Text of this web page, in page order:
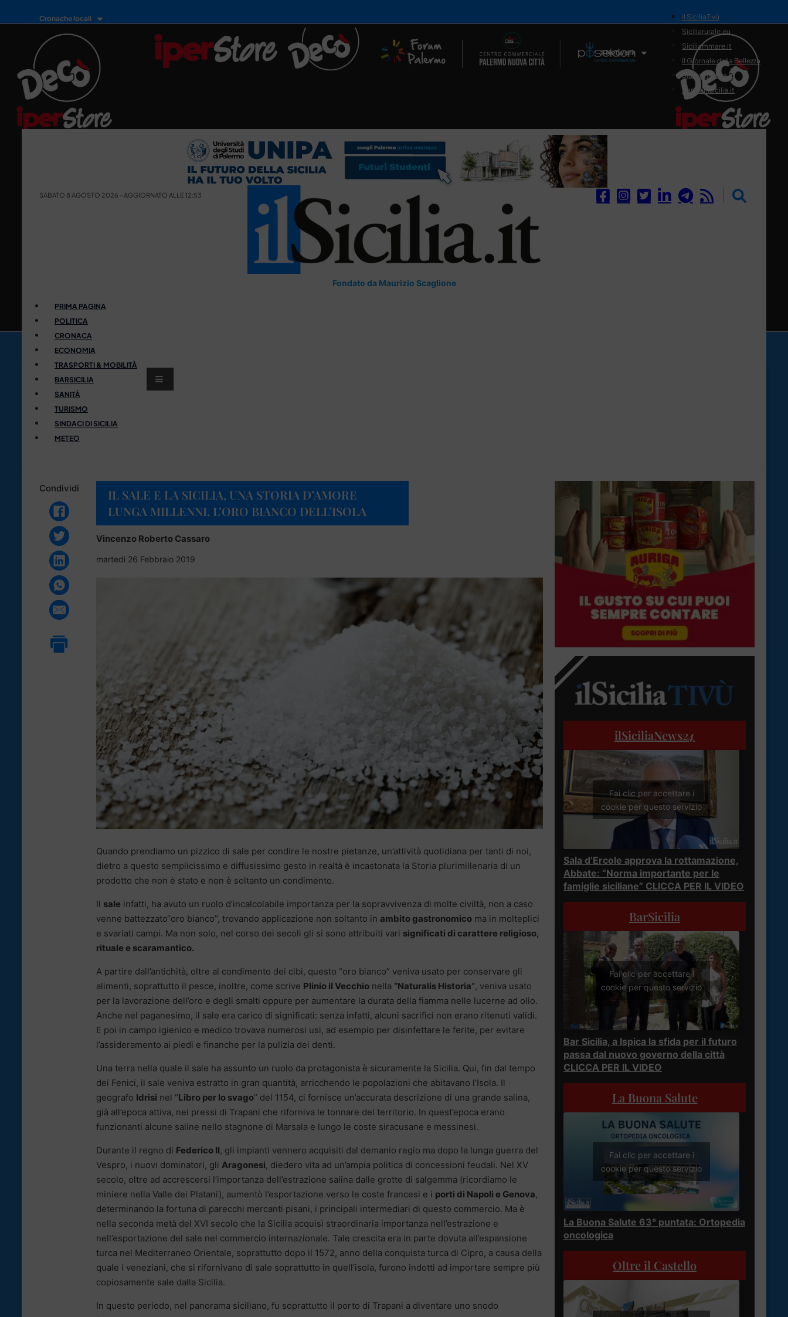
Cronache locali
Il Network
il SiciliaTivù
Siciliarurale.eu
Siciliammare.it
Il Giornale della Bellezza
Siciliamedica.it
Sanitainsicilia.it
SABATO 8 AGOSTO 2026 - AGGIORNATO ALLE 12:53
Fondato da Maurizio Scaglione
PRIMA PAGINA
POLITICA
CRONACA
ECONOMIA
TRASPORTI & MOBILITÀ
BARSICILIA
SANITÀ
TURISMO
SINDACI DI SICILIA
METEO
Condividi
IL SALE E LA SICILIA, UNA STORIA D’AMORE
LUNGA MILLENNI. L’ORO BIANCO DELL’ISOLA
Vincenzo Roberto Cassaro
martedì 26 Febbraio 2019
Quando prendiamo un pizzico di sale per condire le nostre pietanze, un’attività quotidiana per tanti di noi,
dietro a questo semplicissimo e diffusissimo gesto in realtà è incastonata la Storia plurimillenaria di un
prodotto che non è stato e non è soltanto un condimento.
Il sale infatti, ha avuto un ruolo d’incalcolabile importanza per la sopravvivenza di molte civiltà, non a caso
venne battezzato“oro bianco”, trovando applicazione non soltanto in ambito gastronomico ma in molteplici
e svariati campi. Ma non solo, nel corso dei secoli gli si sono attribuiti vari significati di carattere religioso,
rituale e scaramantico.
A partire dall’antichità, oltre al condimento dei cibi, questo “oro bianco” veniva usato per conservare gli
alimenti, soprattutto il pesce, inoltre, come scrive Plinio il Vecchio nella “Naturalis Historia”, veniva usato
per la lavorazione dell’oro e degli smalti oppure per aumentare la durata della fiamma nelle lucerne ad olio.
Anche nel paganesimo, il sale era carico di significati: senza infatti, alcuni sacrifici non erano ritenuti validi.
E poi in campo igienico e medico trovava numerosi usi, ad esempio per disinfettare le ferite, per evitare
l’assideramento ai piedi e finanche per la pulizia dei denti.
Una terra nella quale il sale ha assunto un ruolo da protagonista è sicuramente la Sicilia. Qui, fin dal tempo
dei Fenici, il sale veniva estratto in gran quantità, arricchendo le popolazioni che abitavano l’Isola. Il
geografo Idrisi nel “Libro per lo svago” del 1154, ci fornisce un’accurata descrizione di una grande salina,
già all’epoca attiva, nei pressi di Trapani che riforniva le tonnare del territorio. In quest’epoca erano
funzionanti alcune saline nello stagnone di Marsala e lungo le coste siracusane e messinesi.
Durante il regno di Federico II, gli impianti vennero acquisiti dal demanio regio ma dopo la lunga guerra del
Vespro, i nuovi dominatori, gli Aragonesi, diedero vita ad un’ampia politica di concessioni feudali. Nel XV
secolo, oltre ad accrescersi l’importanza dell’estrazione salina dalle grotte di salgemma (ricordiamo le
miniere nella Valle dei Platani), aumentò l’esportazione verso le coste francesi e i porti di Napoli e Genova,
determinando la fortuna di parecchi mercanti pisani, i principali intermediari di questo commercio. Ma è
nella seconda metà del XVI secolo che la Sicilia acquisì straordinaria importanza nell’estrazione e
nell’esportazione del sale nel commercio internazionale. Tale crescita era in parte dovuta all’espansione
turca nel Mediterraneo Orientale, soprattutto dopo il 1572, anno della conquista turca di Cipro, a causa della
quale i veneziani, che si rifornivano di sale soprattutto in quell’isola, furono indotti ad importare sempre più
copiosamente sale dalla Sicilia.
In questo periodo, nel panorama siciliano, fu soprattutto il porto di Trapani a diventare uno snodo
ilSiciliaNews24
Fai clic per accettare i
cookie per questo servizio
Sala d’Ercole approva la rottamazione,
Abbate: “Norma importante per le
famiglie siciliane” CLICCA PER IL VIDEO
BarSicilia
Fai clic per accettare i
cookie per questo servizio
Bar Sicilia, a Ispica la sfida per il futuro
passa dal nuovo governo della città
CLICCA PER IL VIDEO
La Buona Salute
Fai clic per accettare i
cookie per questo servizio
La Buona Salute 63° puntata: Ortopedia
oncologica
Oltre il Castello